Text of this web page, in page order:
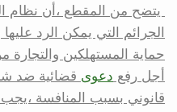
يتضح من المقطع ،أن نظام
الجرائم التي يمكن الرد
حماية المستهلكين والتجارة
أجل رفع دعوى قضائية ضد
قانوني بسبب المنافسة ،يجب